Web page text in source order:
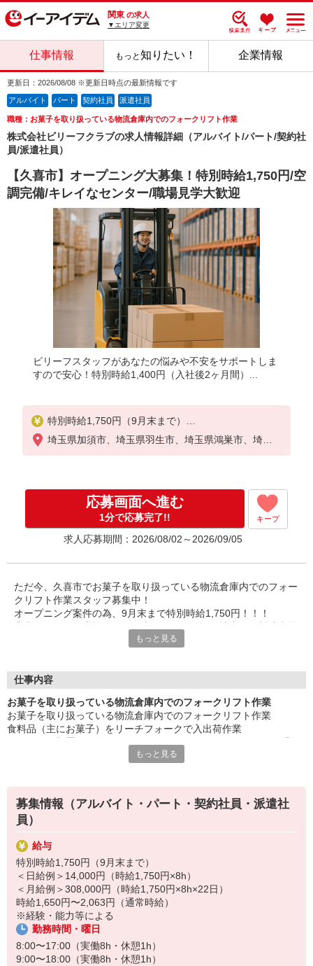
関東 の求人
▼エリア変更
仕事情報 もっと知りたい！ 企業情報
更新日：2026/08/08 ※更新日時点の最新情報です
アルバイト パート 契約社員 派遣社員
職種：お菓子を取り扱っている物流倉庫内でのフォークリフト作業
株式会社ビリーフクラブの求人情報詳細（アルバイト/パート/契約社
員/派遣社員）
【久喜市】オープニング大募集！特別時給1,750円/空
調完備/キレイなセンター/職場見学大歓迎
ビリーフスタッフがあなたの悩みや不安をサポートしま
すので安心！特別時給1,400円（入社後2ヶ月間）...
特別時給1,750円（9月末まで）
＜日給例＞14,000円（時給1,750円×8h）
＜月給例＞308,000円（時給1,750円×8h×22日）
埼玉県加須市、埼玉県羽生市、埼玉県鴻巣市、埼玉
応募画面へ進む
1分で応募完了!! キープ
求人応募期間：2026/08/02～2026/09/05
ただ今、久喜市でお菓子を取り扱っている物流倉庫内でのフォー
クリフト作業スタッフ募集中！
オープニング案件の為、9月末まで特別時給1,750円！！！
◎18〜60歳迄の男女活躍中！！
もちろん働くメリットいっぱい！
・キレイなセンター
・時間帯が選べる
まずはお気軽にご応募お待ちしております♪
もっと見る
仕事内容
お菓子を取り扱っている物流倉庫内でのフォークリフト作業
お菓子を取り扱っている物流倉庫内でのフォークリフト作業
食料品（主にお菓子）をリーチフォークで入出荷作業
もっと見る
募集情報（アルバイト・パート・契約社員・派遣社
員）
給与
特別時給1,750円（9月末まで）
＜日給例＞14,000円（時給1,750円×8h）
＜月給例＞308,000円（時給1,750円×8h×22日）
時給1,650円〜2,063円（通常時給）
※経験・能力等による
勤務時間・曜日
8:00〜17:00（実働8h・休憩1h）
9:00〜18:00（実働8h・休憩1h）